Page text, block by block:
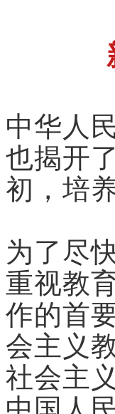
中华人
也揭开
初，培
为了尽
重视教
作的首
会主义
社会主